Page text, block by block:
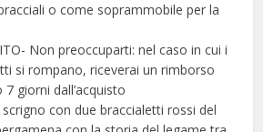
o come soprammobile per la
Non preoccuparti: nel caso in cui i
si rompano, riceverai un rimborso
giorni dall’acquisto
con due braccialetti rossi del